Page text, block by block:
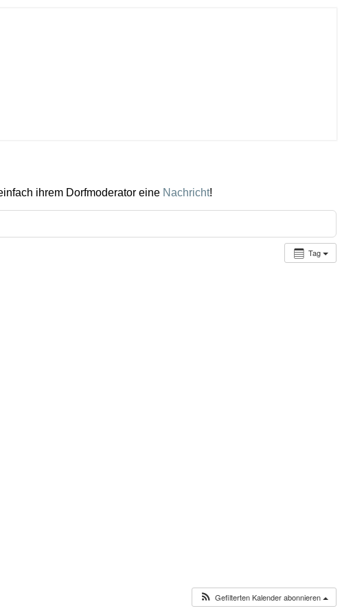
ihrem Dorfmoderator eine Nachricht!
Tag
Gefilterten Kalender abonnieren